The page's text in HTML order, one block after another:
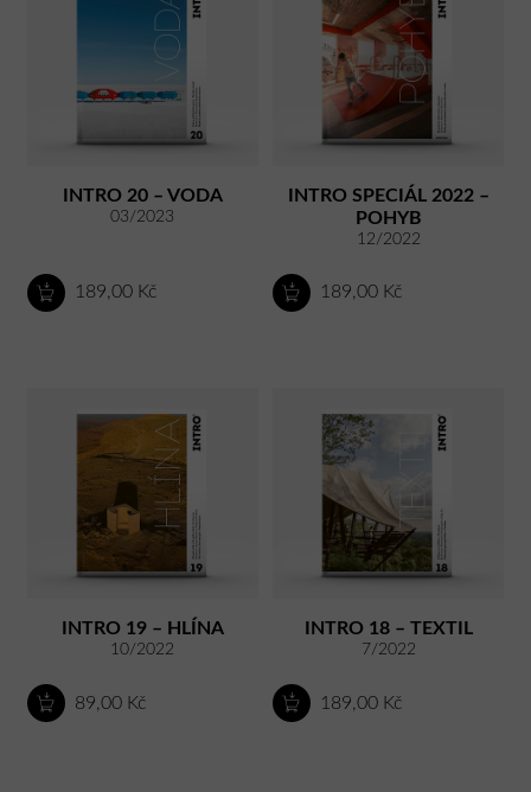
INTRO 20 – VODA
03/2023
189,00 Kč
INTRO SPECIÁL 2022 –
POHYB
12/2022
189,00 Kč
INTRO 19 – HLÍNA
10/2022
89,00 Kč
INTRO 18 – TEXTIL
7/2022
189,00 Kč